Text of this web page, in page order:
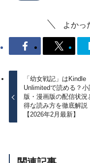
よかっ
「幼女戦記」はKindle
Unlimitedで読める？小
版・漫画版の配信状況
得な読み方を徹底解説
【2026年2月最新】